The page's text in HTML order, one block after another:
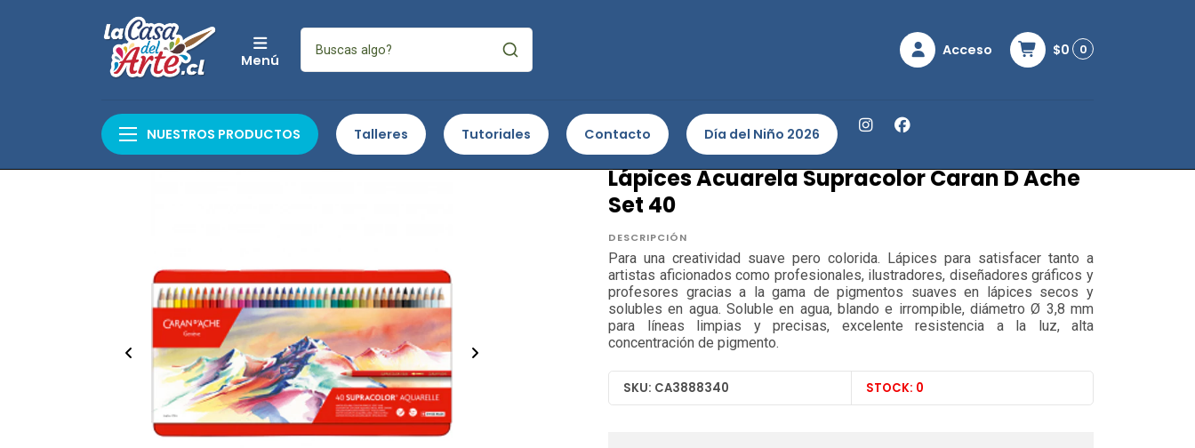
Menú
Acceso $0 0
NUESTROS PRODUCTOS Talleres Tutoriales Contacto Día del Niño 2026
Inicio Arte Artes Gráficas e Ilustración Lápices acuarelables Lápices Acuarela Supracolor Caran D Ache Set 40
CARAN D ACHE
Lápices Acuarela Supracolor Caran D Ache
Set 40
DESCRIPCIÓN
Para una creatividad suave pero colorida. Lápices para satisfacer tanto a
artistas aficionados como profesionales, ilustradores, diseñadores gráficos y
profesores gracias a la gama de pigmentos suaves en lápices secos y
solubles en agua. Soluble en agua, blando e irrompible, diámetro Ø 3,8 mm
para líneas limpias y precisas, excelente resistencia a la luz, alta
concentración de pigmento.
SKU: CA3888340 STOCK: 0